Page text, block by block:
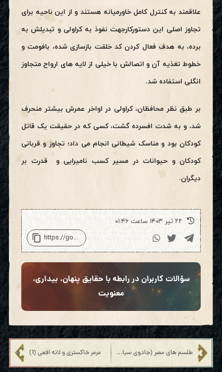
علاقمند به کنترل کامل خاورمیانه هستند و از این ناحیه برای
تجاوز اصلی این دستورکارجهت نفوذ به کراولی و تبدیلش به
برده، به هدف فعال کردن کد خلقت بازسازی شده، بافومت و
خطوط تغذیه آن و اتصالش با خیلی از لایه های ارواح متجاوز
انگلی استفاده شد.
بر طبق نظر محافظان، کراولی در اواخر عمرش بیشتر منحرف
شد، و به شدت افسرده گشت، کسی که در حقیقت یک قاتل
کودکان بود و مناسک شیطانی انجام می داد؛ تجاوز و قربانی
کودکان و حیوانات در مسیر کسب نامیرایی و قدرت بر
دیگران.
۲۲ تیر ۱۴۰۳ ساعت ۰۱:۴۶
سؤالات کاربران در رابطه با حقایق پنهان، بیداری،
معنویت
طلسم های مصر (جادوی سیاه مصر) مرمر خاکستری و لانه افعی (1)